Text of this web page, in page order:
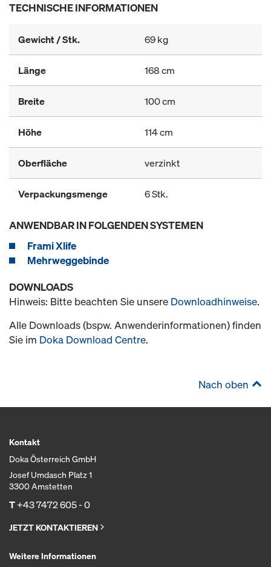
TECHNISCHE INFORMATIONEN
Gewicht / Stk. 69 kg
Länge 168 cm
Breite 100 cm
Höhe 114 cm
Oberfläche verzinkt
Verpackungsmenge 6 Stk.
ANWENDBAR IN FOLGENDEN SYSTEMEN
Frami Xlife
Mehrweggebinde
DOWNLOADS
Hinweis: Bitte beachten Sie unsere Downloadhinweise.
Alle Downloads (bspw. Anwenderinformationen) finden
Sie im Doka Download Centre.
Nach oben
Kontakt
Doka Österreich GmbH
Josef Umdasch Platz 1
3300 Amstetten
T+43 7472 605 - 0
JETZT KONTAKTIEREN
Weitere Informationen